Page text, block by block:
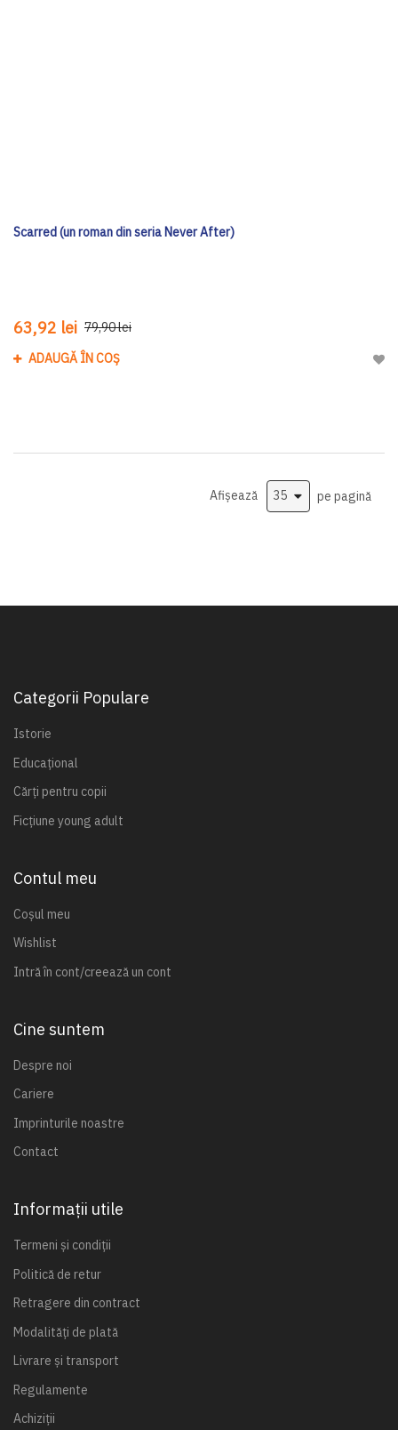
Scarred (un roman din seria Never After)
63,92 lei 79,90 lei
ADAUGĂ ÎN COȘ
Afișează pe pagină
Categorii Populare
Istorie
Educațional
Cărți pentru copii
Ficțiune young adult
Contul meu
Coșul meu
Wishlist
Intră în cont/creează un cont
Cine suntem
Despre noi
Cariere
Imprinturile noastre
Contact
Informații utile
Termeni și condiții
Politică de retur
Retragere din contract
Modalități de plată
Livrare și transport
Regulamente
Achiziții